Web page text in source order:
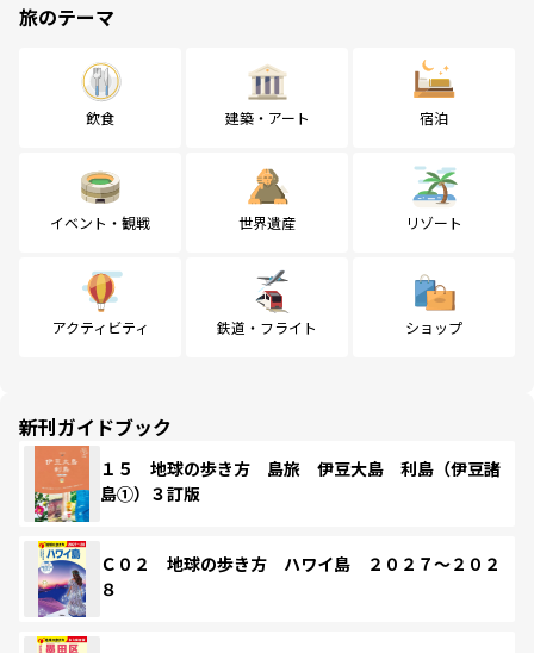
旅のテーマ
飲食 建築・アート 宿泊
イベント・観戦 世界遺産 リゾート
アクティビティ 鉄道・フライト ショップ
新刊ガイドブック
１５ 地球の歩き方 島旅 伊豆大島 利島（伊豆諸
島①）３訂版
Ｃ０２ 地球の歩き方 ハワイ島 ２０２７～２０２
８